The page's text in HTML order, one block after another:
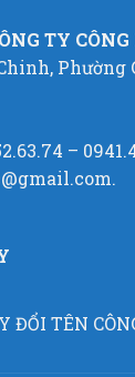
TY
Phường
–
ĐỔI TÊN